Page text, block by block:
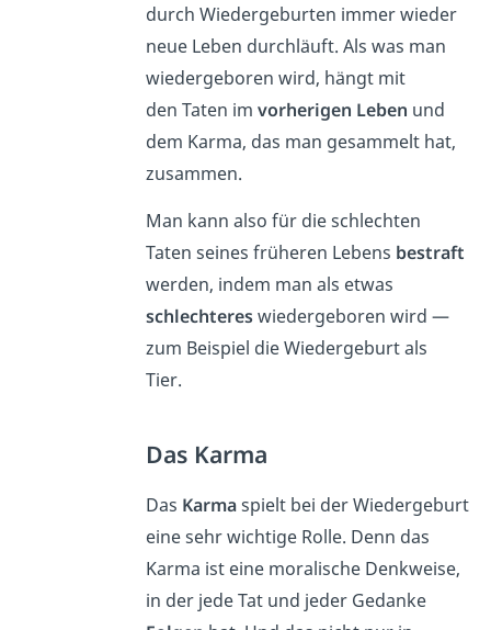
durch Wiedergeburten immer wieder
neue Leben durchläuft. Als was man
wiedergeboren wird, hängt mit
den Taten im vorherigen Leben und
dem Karma, das man gesammelt hat,
zusammen.
Man kann also für die schlechten
Taten seines früheren Lebens bestraft
werden, indem man als etwas
schlechtereswiedergeboren wird —
zum Beispiel die Wiedergeburt als
Tier.
Das Karma
Das Karmaspielt bei der Wiedergeburt
eine sehr wichtige Rolle. Denn das
Karma ist eine moralische Denkweise,
in der jede Tat und jeder Gedanke